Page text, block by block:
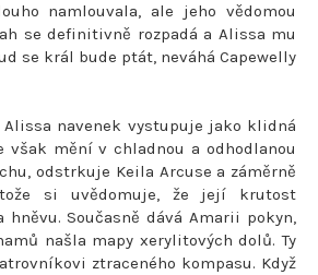
namlouvala, ale jeho vědomou
se definitivně rozpadá a Alissa mu
se král bude ptát, neváhá Capewelly
navenek vystupuje jako klidná
však mění v chladnou a odhodlanou
odstrkuje Keila Arcuse a záměrně
si uvědomuje, že její krutost
Současně dává Amarii pokyn,
našla mapy xerylitových dolů. Ty
ztraceného kompasu. Když